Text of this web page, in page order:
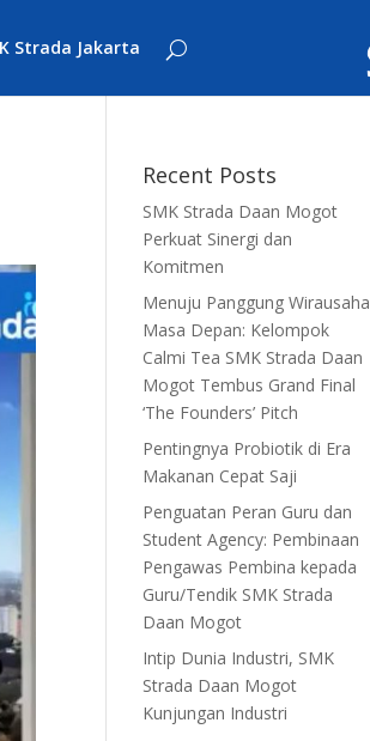
Strada Jakarta
Recent Posts
SMK Strada Daan Mogot
Perkuat Sinergi dan
Komitmen
Menuju Panggung Wirausaha
Masa Depan: Kelompok
Calmi Tea SMK Strada Daan
Mogot Tembus Grand Final
‘The Founders’ Pitch
Pentingnya Probiotik di Era
Makanan Cepat Saji
Penguatan Peran Guru dan
Student Agency: Pembinaan
Pengawas Pembina kepada
Guru/Tendik SMK Strada
Daan Mogot
Intip Dunia Industri, SMK
Strada Daan Mogot
Kunjungan Industri